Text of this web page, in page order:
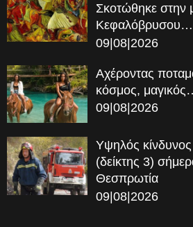
Σκοτώθηκε στην
Κεφαλόβρυσου…
09|08|2026
Αχέροντας
κόσμος,
09|08|2026
Υψηλός
(δείκτης 3)
Θεσπρωτία
09|08|2026